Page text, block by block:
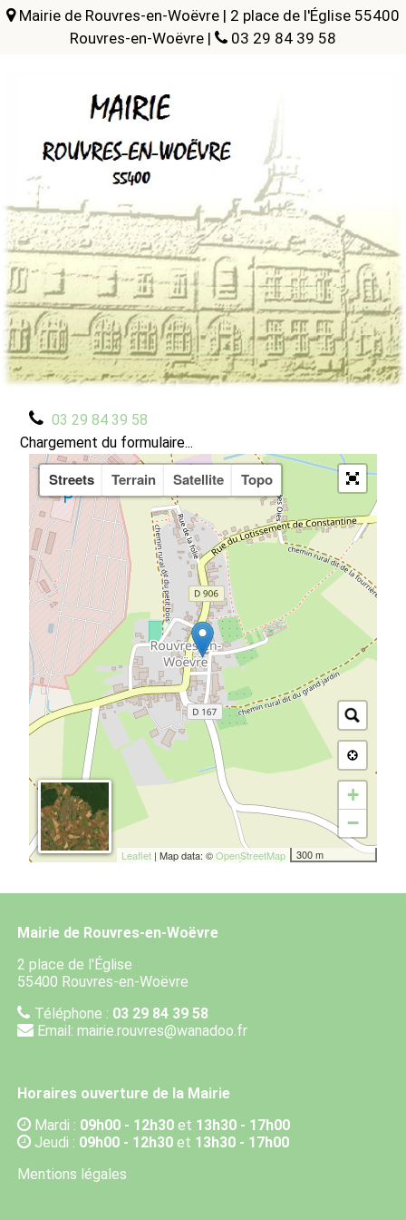
Mairie de Rouvres-en-Woëvre | 2 place de l'Église 55400
Rouvres-en-Woëvre |
03 29 84 39 58
Mairie de Rouvres-en-Woëvre
2 place de l'Église
55400 Rouvres-en-Woëvre
Position GPS
03 29 84 39 58
Chargement du formulaire...
Streets Terrain Satellite Topo
+
−
300 m
Leaflet| Map data: ©OpenStreetMap
Mairie de Rouvres-en-Woëvre
2 place de l'Église
55400 Rouvres-en-Woëvre
Téléphone : 03 29 84 39 58
Email: mairie.rouvres@wanadoo.fr
Horaires ouverture de la Mairie
Mardi : 09h00 - 12h30et 13h30 - 17h00
Jeudi : 09h00 - 12h30et 13h30 - 17h00
Mentions légales